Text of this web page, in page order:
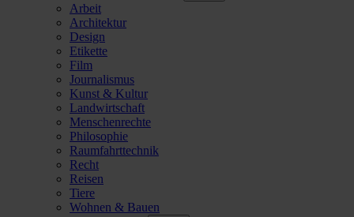
Arbeit
Architektur
Design
Etikette
Film
Journalismus
Kunst & Kultur
Landwirtschaft
Menschenrechte
Philosophie
Raumfahrttechnik
Recht
Reisen
Tiere
Wohnen & Bauen